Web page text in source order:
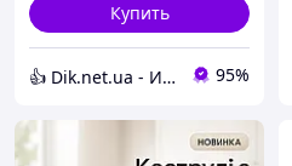
Купить
👍 Dik.net.ua - Интернет магазин 95%